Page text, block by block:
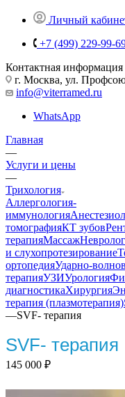
Личный
+7 (499) 229-99-
Контактная информация
г. Москва, ул.
info@viterramed.ru
WhatsApp
Главная
—
Услуги и цены
—
Трихология
Аллергология-
иммунология
томографияКТ зубов
терапияМассаж
и слухопротезирование
ортопедияУдарно-
терапияУЗИУрология
диагностикаХирургия
терапия (плазмотерапия)
—SVF- терапия
SVF- терапия
145 000 ₽